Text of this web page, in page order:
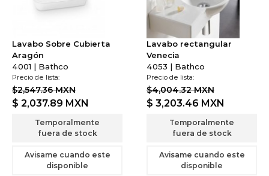
Lavabo Sobre Cubierta
Aragón
4001 | Bathco
Precio de lista:
$2,547.36 MXN
$ 2,037.89 MXN
Temporalmente
fuera de stock
Avisame cuando este
disponible
Lavabo rectangular
Venecia
4053 | Bathco
Precio de lista:
$4,004.32 MXN
$ 3,203.46 MXN
Temporalmente
fuera de stock
Avisame cuando este
disponible